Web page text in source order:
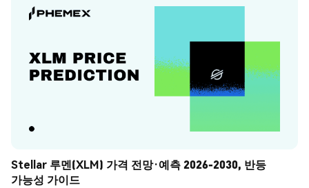
Stellar 루멘(XLM) 가격 전망·예측 2026-2030, 반등
가능성 가이드